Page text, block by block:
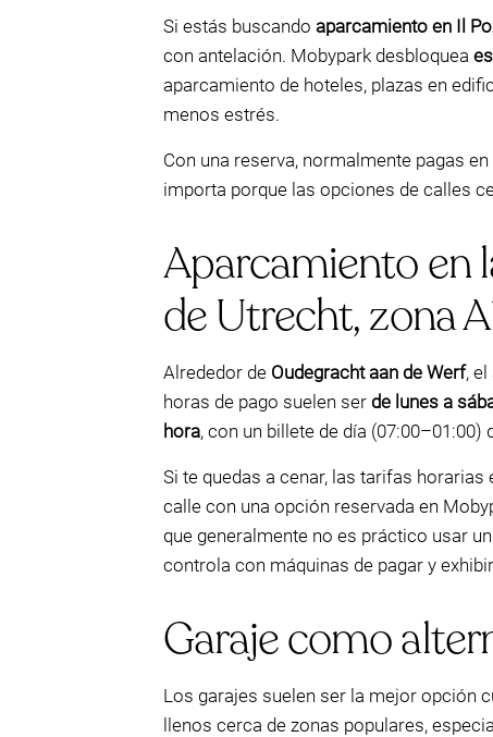
Si estás buscando aparcamiento en Il
con antelación. Mobypark desbloquea
aparcamiento de hoteles, plazas en
menos estrés.
Con una reserva, normalmente pagas
importa porque las opciones de calles
Aparcamiento en
de Utrecht, zona
Alrededor de Oudegracht aan de Werf,
horas de pago suelen ser de lunes a
hora, con un billete de día (07:00–01:00)
Si te quedas a cenar, las tarifas
calle con una opción reservada en
que generalmente no es práctico usar
controla con máquinas de pagar y
Garaje como
Los garajes suelen ser la mejor opción
llenos cerca de zonas populares,